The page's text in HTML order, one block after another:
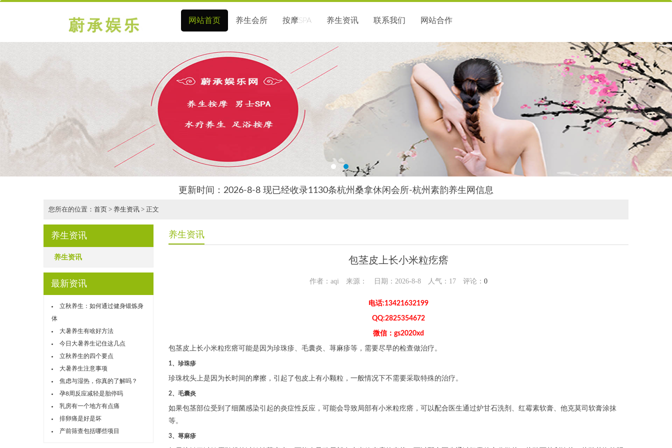
网站首页 养生会所 按摩SPA 养生资讯 联系我们 网站合作
更新时间：2026-8-8 现已经收录1130条杭州桑拿休闲会所-杭州素韵养生网信息
您所在的位置： 首页 > 养生资讯 > 正文
养生资讯
养生资讯
最新资讯
立秋养生：如何通过健身锻炼身
体
大暑养生有啥好方法
今日大暑养生记住这几点
立秋养生的四个要点
大暑养生注意事项
焦虑与湿热，你真的了解吗？
孕8周反应减轻是胎停吗
乳房有一个地方有点痛
排卵痛是好是坏
产前筛查包括哪些项目
养生资讯
包茎皮上长小米粒疙瘩
作者：aqi 来源： 日期：2026-8-8 人气： 17 评论： 0
电话:13421632199
QQ:2825354672
微信：gs2020xd
包茎皮上长小米粒疙瘩可能是因为珍珠疹、毛囊炎、荨麻疹等，需要尽早的检查做治疗。
1、珍珠疹
珍珠枕头上是因为长时间的摩擦，引起了包皮上有小颗粒，一般情况下不需要采取特殊的治疗。
2、毛囊炎
如果包茎部位受到了细菌感染引起的炎症性反应，可能会导致局部有小米粒疙瘩，可以配合医生通过炉甘石洗剂、红霉素软膏、他克莫司软膏涂抹
等。
3、荨麻疹